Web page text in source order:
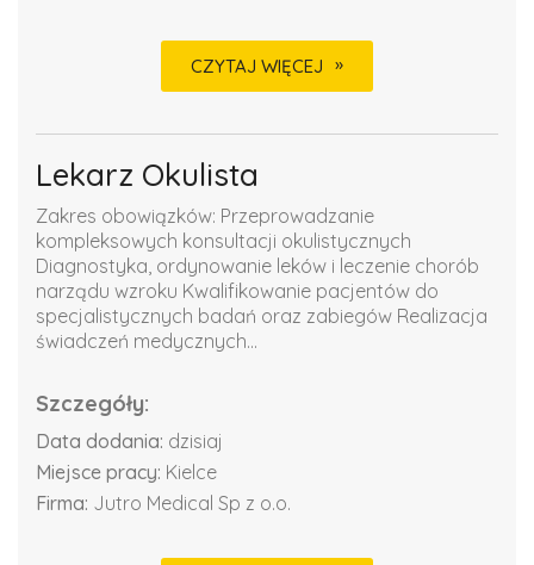
CZYTAJ WIĘCEJ
Lekarz Okulista
Zakres obowiązków: Przeprowadzanie
kompleksowych konsultacji okulistycznych
Diagnostyka, ordynowanie leków i leczenie chorób
narządu wzroku Kwalifikowanie pacjentów do
specjalistycznych badań oraz zabiegów Realizacja
świadczeń medycznych...
Szczegóły:
Data dodania: dzisiaj
Miejsce pracy: Kielce
Firma: Jutro Medical Sp z o.o.